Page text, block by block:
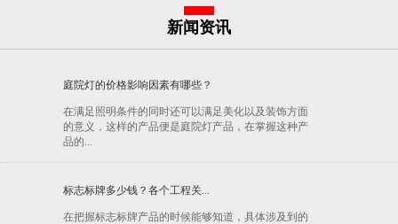
新闻资讯
庭院灯的价格影响因素有哪些？
在满足照明条件的同时还可以满足美化以及装饰方面
的意义，这样的产品便是庭院灯产品，在掌握这种产
品的...
标志标牌多少钱？各个工程关...
在把握标志标牌产品的时候能够知道，具体涉及到的